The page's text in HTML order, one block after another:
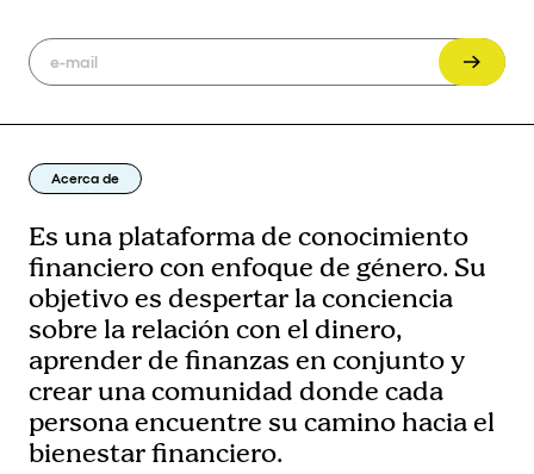
Acerca de
Es una plataforma de conocimiento
financiero con enfoque de género. Su
objetivo es despertar la conciencia
sobre la relación con el dinero,
aprender de finanzas en conjunto y
crear una comunidad donde cada
persona encuentre su camino hacia el
bienestar financiero.